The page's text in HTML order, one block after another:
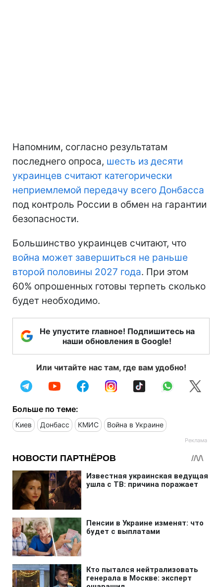
Напомним, согласно результатам
последнего опроса, шесть из десяти
украинцев считают категорически
неприемлемой передачу всего Донбасса
под контроль России в обмен на гарантии
безопасности.
Большинство украинцев считают, что
война может завершиться не раньше
второй половины 2027 года. При этом
60% опрошенных готовы терпеть сколько
будет необходимо.
Не упустите главное! Подпишитесь на
наши обновления в Google!
Или читайте нас там, где вам удобно!
Больше по теме:
Киев Донбасс КМИС Война в Украине